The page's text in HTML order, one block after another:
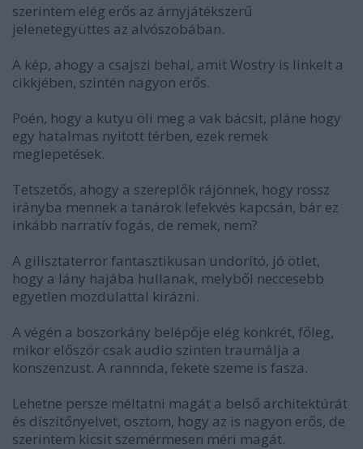
szerintem elég erős az árnyjátékszerű
jelenetegyüttes az alvószobában.
A kép, ahogy a csajszi behal, amit Wostry is linkelt a
cikkjében, szintén nagyon erős.
Poén, hogy a kutyu öli meg a vak bácsit, pláne hogy
egy hatalmas nyitott térben, ezek remek
meglepetések.
Tetszetős, ahogy a szereplők rájönnek, hogy rossz
irányba mennek a tanárok lefekvés kapcsán, bár ez
inkább narratív fogás, de remek, nem?
A gilisztaterror fantasztikusan undorító, jó ötlet,
hogy a lány hajába hullanak, melyből neccesebb
egyetlen mozdulattal kirázni.
A végén a boszorkány belépője elég konkrét, főleg,
mikor először csak audio szinten traumálja a
konszenzust. A rannnda, fekete szeme is fasza.
Lehetne persze méltatni magát a belső architektúrát
és díszítőnyelvet, osztom, hogy az is nagyon erős, de
szerintem kicsit szemérmesen méri magát.